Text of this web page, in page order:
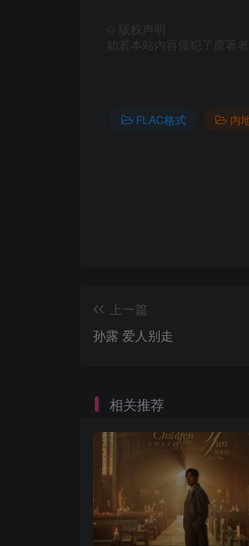
版权声明
如若本站内容侵犯了原著
FLAC格式 内
上一篇
孙露 爱人别走
相关推荐